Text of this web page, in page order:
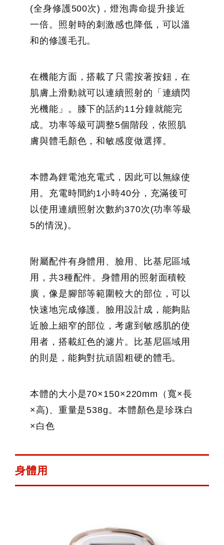
(全身修護500次)，燈泡壽命提升接近
一倍。照射時的刺激感也降低，可以溫
和的修護毛孔。
在機能方面，搭載了只需按著按鈕，在
肌膚上滑動就可以連續照射的「連續閃
光機能」。膝下的話約11分鐘就能完
成。功率等級可調整5個階段，依照肌
膚與體毛顏色，和敏感度做選擇。
本體為鋰電池充電式，因此可以無線使
用。充電時間約1小時40分，充滿後可
以使用連續照射次數約370次(功率等級
5的情況)。
附屬配件有身體用、臉用、比基尼區域
用，共3種配件。身體用的照射面積較
廣，像是腳部等範圍較大的部位，可以
快速地完成修護。臉用設計成，能夠貼
近臉上細窄的部位，考慮到敏感肌的使
用者，搭載紅色的濾片。比基尼區域用
的則是，能夠對抗頑固粗硬的體毛。
本體的大小是70×150×220mm（寬×長
×高)、重量是538g。本體顏色是珍珠白
×白色
身體用